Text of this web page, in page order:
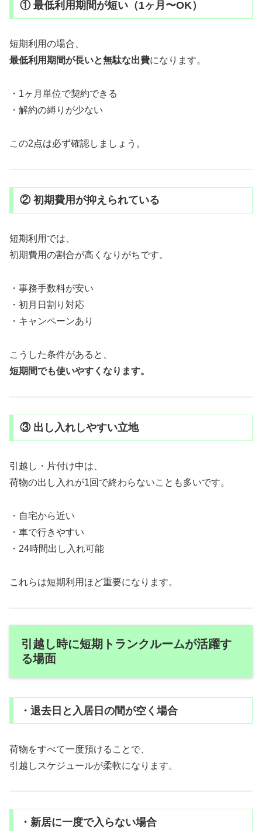
① 最低利用期間が短い（1ヶ月〜OK）
短期利用の場合、
最低利用期間が長いと無駄な出費になります。
・1ヶ月単位で契約できる
・解約の縛りが少ない
この2点は必ず確認しましょう。
② 初期費用が抑えられている
短期利用では、
初期費用の割合が高くなりがちです。
・事務手数料が安い
・初月日割り対応
・キャンペーンあり
こうした条件があると、
短期間でも使いやすくなります。
③ 出し入れしやすい立地
引越し・片付け中は、
荷物の出し入れが1回で終わらないことも多いです。
・自宅から近い
・車で行きやすい
・24時間出し入れ可能
これらは短期利用ほど重要になります。
引越し時に短期トランクルームが活躍す
る場面
・退去日と入居日の間が空く場合
荷物をすべて一度預けることで、
引越しスケジュールが柔軟になります。
・新居に一度で入らない場合